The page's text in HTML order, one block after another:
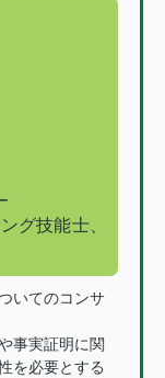
グ技能士、
いてのコンサ
事実証明に関
を必要とする